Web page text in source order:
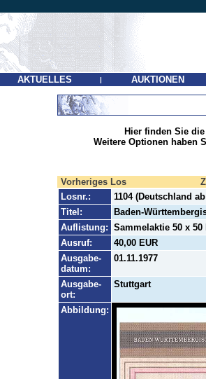
AKTUELLES | AUKTIONEN
Hier finden Sie
Weitere Optionen haben
Vorheriges Los
Losnr.:
1104 (Deutschland
Titel:
Baden-
Auflistung: Sammelaktie 50 x 50
Ausruf:
40,00 EUR
Ausgabe-
datum:
01.11.1977
Ausgabe-
ort:
Stuttgart
Abbildung: